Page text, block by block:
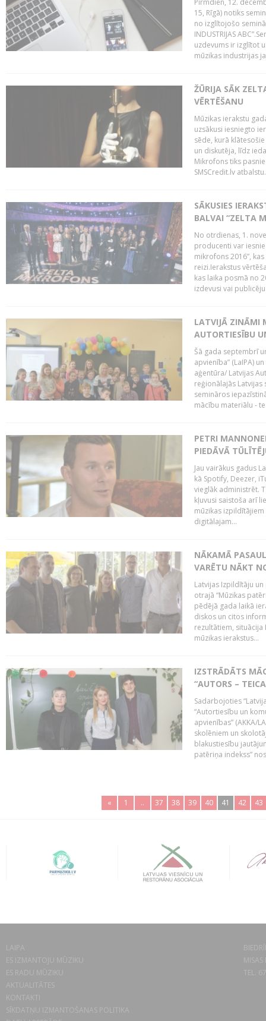
Pirmdien, 12.
15, Rīgā) notiks
no izglītojošo
INDUSTRIJAS
uzdevums ir izglītot
mūzikas industrijas
ŽŪRIJA SĀK
VĒRTĒŠANU
Mūzikas ierakstu
uzsākusi iesniegto
sēde, kurā
un diskutēja, līdz
Mikrofons tiks
SMSCredit.lv
SĀKUSIES
BALVAI “ZELTA
No otrdienas, 1.
producenti var
mikrofons 2016”,
reizi.Ierakstus
kas laika posmā no
izdevusi vai
LATVIJĀ ZINĀMI
AUTORTIESĪBU
Šā gada septembrī
apvienība” (LaIPA)
aģentūra/ Latvijas
reģionālajās
semināros
mācību materiālu -
PETRI
PIEDĀVĀ
Jau vairākus gadus
kā Spotify, Deezer,
vieglāk administrēt.
kļuvusi saistoša arī
mūzikas
digitālajam...
NĀKAMĀ
VARĒTU NĀKT
Latvijas Izpildītāju
otrajā “Mūzikas
pēdējā gada laikā
diskos un citos
rezultātiem, situācija
mūzikas ierakstus...
IZSTRĀDĀTS
“AUTORS –
Sadarbojoties
“Autortiesību un
apvienības” (AKKA/
skolēniem un
blakustiesību
patēriņa indekss”
« 1 .. 37 38 39 40 41 42 43
LAIPA
ES IZMANTOJU MŪZIKU
ES RADU MŪZIKU
AKTUALITĀTES
KONTAKTI
SĪKDATŅU IZMANTOŠANAS POLITIKA
TEL.